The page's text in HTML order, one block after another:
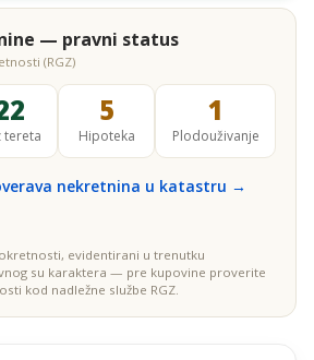
— pravni status
(RGZ)
tereta
5
Hipoteka
1
Plodouživanje
nekretnina u katastru →
evidentirani u trenutku
su karaktera — pre kupovine proverite
kod nadležne službe RGZ.